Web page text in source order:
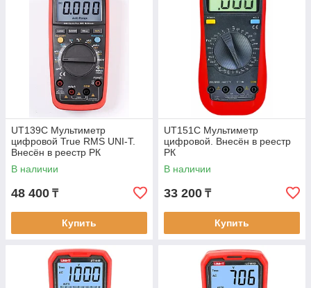
UT139C Мультиметр
цифровой True RMS UNI-T.
Внесён в реестр РК
В наличии
48 400 ₸
Купить
UT151C Мультиметр
цифровой. Внесён в реестр
РК
В наличии
33 200 ₸
Купить